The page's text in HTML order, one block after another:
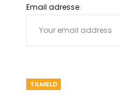
Email adresse: